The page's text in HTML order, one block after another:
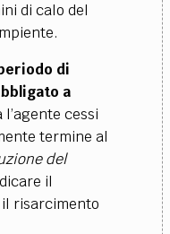
di calo del
di
a
l’agente cessi
termine al
del
il
risarcimento